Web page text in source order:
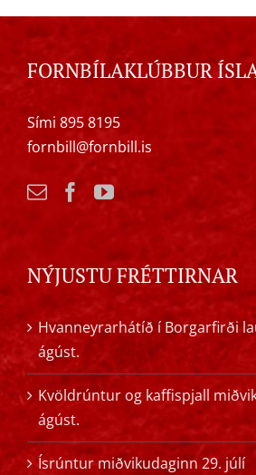
FORNBÍLAKLÚBBUR
Sími 895 8195
fornbill@fornbill.is
NÝJUSTU FRÉTTIRNAR
Hvanneyrarhátíð í Borgarfirði
ágúst.
Kvöldrúntur og kaffispjall
ágúst.
Ísrúntur miðvikudaginn 29. júlí